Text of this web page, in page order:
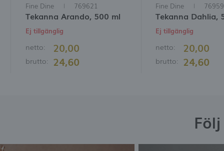
Fine Dine 769621
Tekanna Arando, 500 ml
Ej tillgänglig
netto: 20,00
brutto: 24,60
Fine Dine
Tekanna Dahlia,
Ej tillgänglig
netto: 20,00
brutto: 24,60